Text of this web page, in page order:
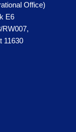
Office)
E6
RW007,
11630